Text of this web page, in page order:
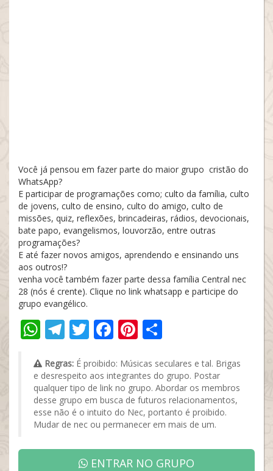
Você já pensou em fazer parte do maior grupo cristão do
WhatsApp?
E participar de programações como; culto da família, culto
de jovens, culto de ensino, culto do amigo, culto de
missões, quiz, reflexões, brincadeiras, rádios, devocionais,
bate papo, evangelismos, louvorzão, entre outras
programações?
E até fazer novos amigos, aprendendo e ensinando uns
aos outros!?
venha você também fazer parte dessa família Central nec
28 (nós é crente). Clique no link whatsapp e participe do
grupo evangélico.
WhatsApp
Telegram
Twitter
Facebook
Pinterest
Regras: É proibido: Músicas seculares e tal. Brigas
e desrespeito aos integrantes do grupo. Postar
qualquer tipo de link no grupo. Abordar os membros
desse grupo em busca de futuros relacionamentos,
esse não é o intuito do Nec, portanto é proibido.
Mudar de nec ou permanecer em mais de um.
ENTRAR NO GRUPO